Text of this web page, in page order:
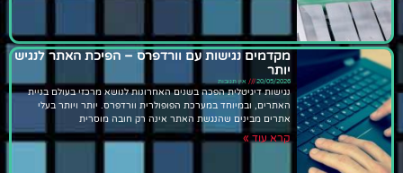
מקדמים נגישות עם וורדפרס – הפיכת האתר לנגיש
יותר
20/05/2026 אין תגובות
נגישות דיגיטלית הפכה בשנים האחרונות לנושא מרכזי בעולם בניית
האתרים, ובמיוחד במערכת הפופולרית וורדפרס. יותר ויותר בעלי
אתרים מבינים שהנגשת האתר אינה רק חובה מוסרית
קרא עוד »